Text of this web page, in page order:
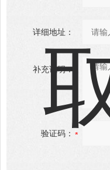
详细地址：
补充说明：
验证码：